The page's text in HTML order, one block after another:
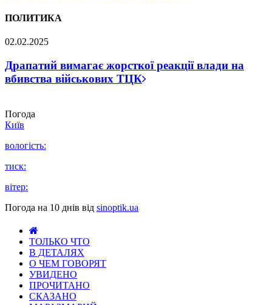
ПОЛИТИКА
02.02.2025
Драпатий вимагає жорсткої реакції влади на
вбивства військових ТЦК
Погода
Київ
вологість:
тиск:
вітер:
Погода на 10 днів від sinoptik.ua
ТОЛЬКО ЧТО
В ДЕТАЛЯХ
О ЧЕМ ГОВОРЯТ
УВИДЕНО
ПРОЧИТАНО
СКАЗАНО